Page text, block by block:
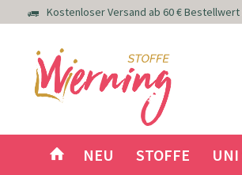
Kostenloser Versand ab 60 €
NEU STOFFE UNI